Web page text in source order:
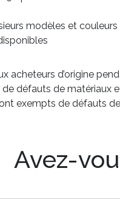
modèles et
d’origine
défauts de matériaux
exempts de défauts
Avez-